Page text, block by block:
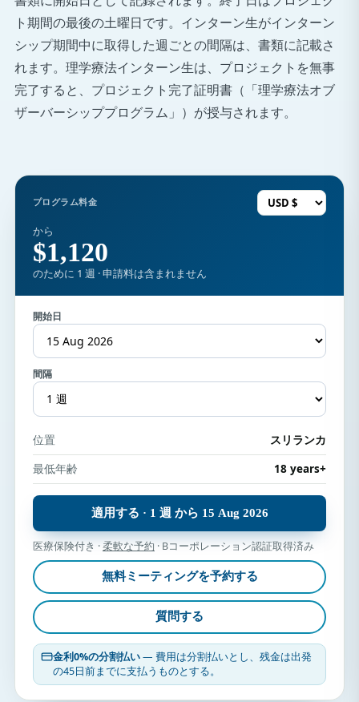
ト期間の最後の土曜日です。インターン生がインターン
シップ期間中に取得した週ごとの間隔は、書類に記載さ
れます。理学療法インターン生は、プロジェクトを無事
完了すると、プロジェクト完了証明書（「理学療法オブ
ザーバーシッププログラム」）が授与されます。
プログラム料金
から
$1,120
のために 1 週 · 申請料は含まれません
開始日
間隔
位置
スリランカ
最低年齢
18 years+
適用する · 1 週 から 15 Aug 2026
医療保険付き ·柔軟な予約 · Bコーポレーション認証取得済み
無料ミーティングを予約する
質問する
金利0%の分割払い— 費用は分割払いとし、残金は出発
の45日前までに支払うものとする。